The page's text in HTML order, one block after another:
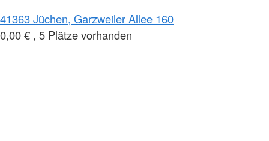
41363 Jüchen, Garzweiler Allee 160
0,00 € , 5 Plätze vorhanden